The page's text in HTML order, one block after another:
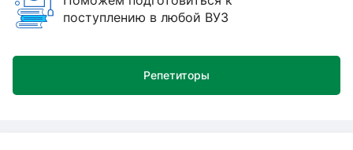
поступлению в любой ВУЗ
Репетиторы